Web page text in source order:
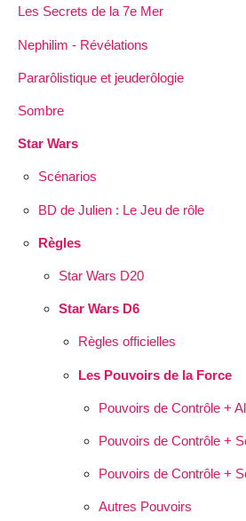
Les Secrets de la 7e Mer
Nephilim - Révélations
Pararôlistique et jeuderôlogie
Sombre
Star Wars
Scénarios
BD de Julien : Le Jeu de rôle
Règles
Star Wars D20
Star Wars D6
Règles officielles
Les Pouvoirs de la Force
Pouvoirs de Contrôle +
Pouvoirs de Contrôle +
Pouvoirs de Contrôle +
Autres Pouvoirs